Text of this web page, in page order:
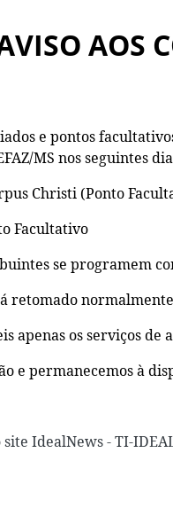
AOS
e pontos
MS nos seguintes
Christi (Ponto
Facultativo
se programem
retomado
apenas os serviços
e permanecemos à
IdealNews - TI-